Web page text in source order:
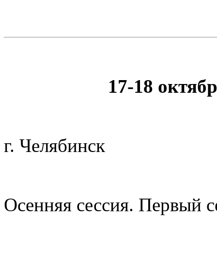
17-18
г. Челябинск
Осенняя сессия. Первый